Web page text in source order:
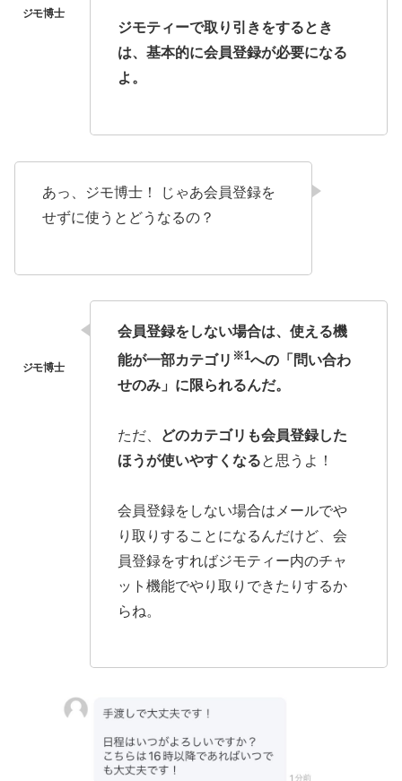
ジモティーで取り引きをするとき
は、基本的に会員登録が必要になる
よ。
あっ、ジモ博士！ じゃあ会員登録を
せずに使うとどうなるの？
会員登録をしない場合は、使える機
能が一部カテゴリ ※1への「問い合わ
せのみ」に限られるんだ。
ただ、
どのカテゴリも会員登録した
ほうが使いやすくなると思うよ！
会員登録をしない場合はメールでや
り取りすることになるんだけど、会
員登録をすればジモティー内のチャ
ット機能でやり取りできたりするか
らね。